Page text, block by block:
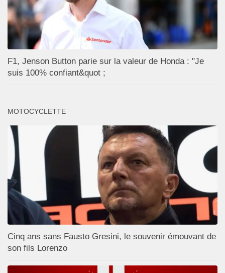
F1, Jenson Button parie sur la valeur de Honda : "Je
suis 100% confiant&quot ;
MOTOCYCLETTE
Cinq ans sans Fausto Gresini, le souvenir émouvant de
son fils Lorenzo